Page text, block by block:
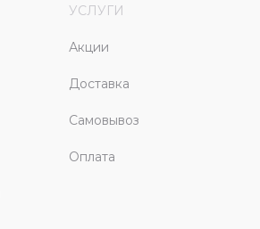
УСЛУГИ
Акции
Доставка
Самовывоз
Оплата